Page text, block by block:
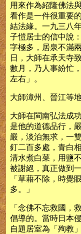
用來作為紹隆佛法
看作是一件很重要
結法緣。一九三八
子愷居士的信中說
字極多，居泉不滿
日，大師在承天寺
數月，乃人事紛忙
左右」。
大師漳州、晉江等
大師在閩南弘法成
是他的道德品行，
嚴，淡泊無求，一
釘二百多處，青白
清水煮白菜，用鹽
被謝絕，真正做到
「草藉不除，時覺
多。」
「念佛不忘救國，
倡導的。當時日本
自題居室為「殉教